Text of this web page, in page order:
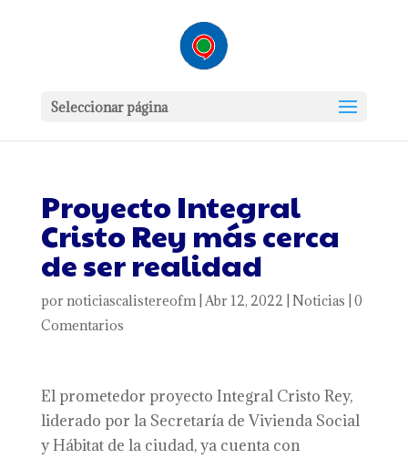
Seleccionar página
Proyecto Integral
Cristo Rey más cerca
de ser realidad
por noticiascalistereofm| Abr 12, 2022 Noticias 0
Comentarios
El prometedor proyecto Integral Cristo Rey,
liderado por la Secretaría de Vivienda Social
y Hábitat de la ciudad, ya cuenta con